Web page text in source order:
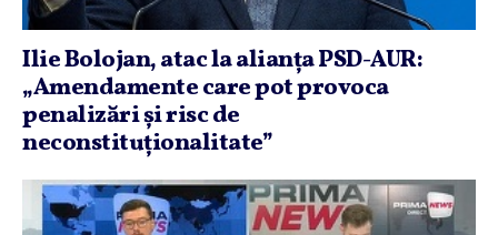
Ilie Bolojan, atac la alianţa PSD-AUR:
„Amendamente care pot provoca
penalizări şi risc de
neconstituţionalitate”